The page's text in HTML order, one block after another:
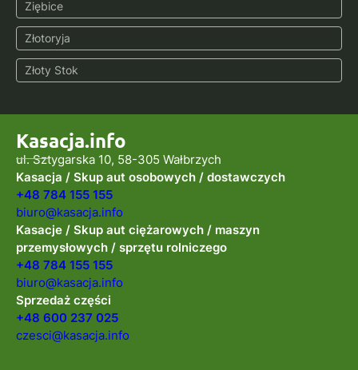
Ziębice
Złotoryja
Złoty Stok
Kasacja.info
ul. Sztygarska 10, 58-305 Wałbrzych
Kasacja / Skup aut osobowych / dostawczych
+48 784 155 155
biuro@kasacja.info
Kasacje / Skup aut ciężarowych / maszyn
przemysłowych / sprzętu rolniczego
+48 784 155 155
biuro@kasacja.info
Sprzedaż części
+48 600 237 025
czesci@kasacja.info